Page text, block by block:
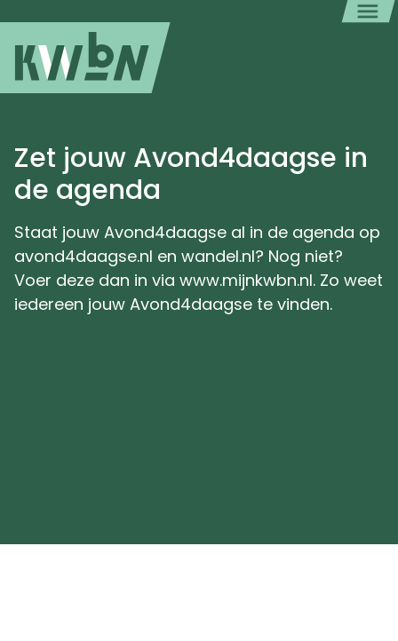
Zet jouw Avond4daagse in
de agenda
Staat jouw Avond4daagse al in de agenda op
avond4daagse.nl en wandel.nl? Nog niet?
Voer deze dan in via www.mijnkwbn.nl. Zo weet
iedereen jouw Avond4daagse te vinden.